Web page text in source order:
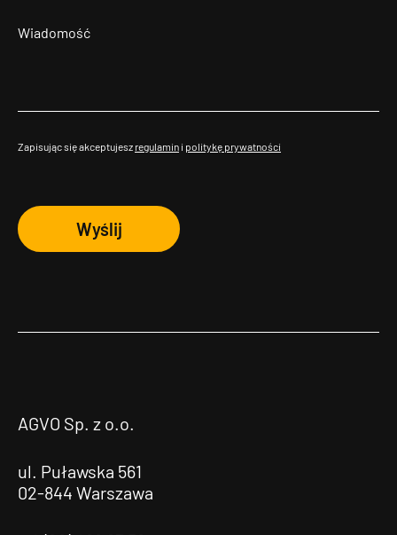
Zapisując się akceptujesz regulamin i politykę prywatności
Wyślij
AGVO Sp. z o.o.
ul. Puławska 561
02-844 Warszawa